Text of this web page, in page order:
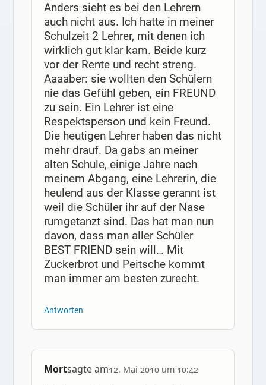
Anders sieht es bei den Lehrern
auch nicht aus. Ich hatte in meiner
Schulzeit 2 Lehrer, mit denen ich
wirklich gut klar kam. Beide kurz
vor der Rente und recht streng.
Aaaaber: sie wollten den Schülern
nie das Gefühl geben, ein FREUND
zu sein. Ein Lehrer ist eine
Respektsperson und kein Freund.
Die heutigen Lehrer haben das nicht
mehr drauf. Da gabs an meiner
alten Schule, einige Jahre nach
meinem Abgang, eine Lehrerin, die
heulend aus der Klasse gerannt ist
weil die Schüler ihr auf der Nase
rumgetanzt sind. Das hat man nun
davon, dass man aller Schüler
BEST FRIEND sein will… Mit
Zuckerbrot und Peitsche kommt
man immer am besten zurecht.
Antworten
Mortsagte am12. Mai 2010 um 10:42